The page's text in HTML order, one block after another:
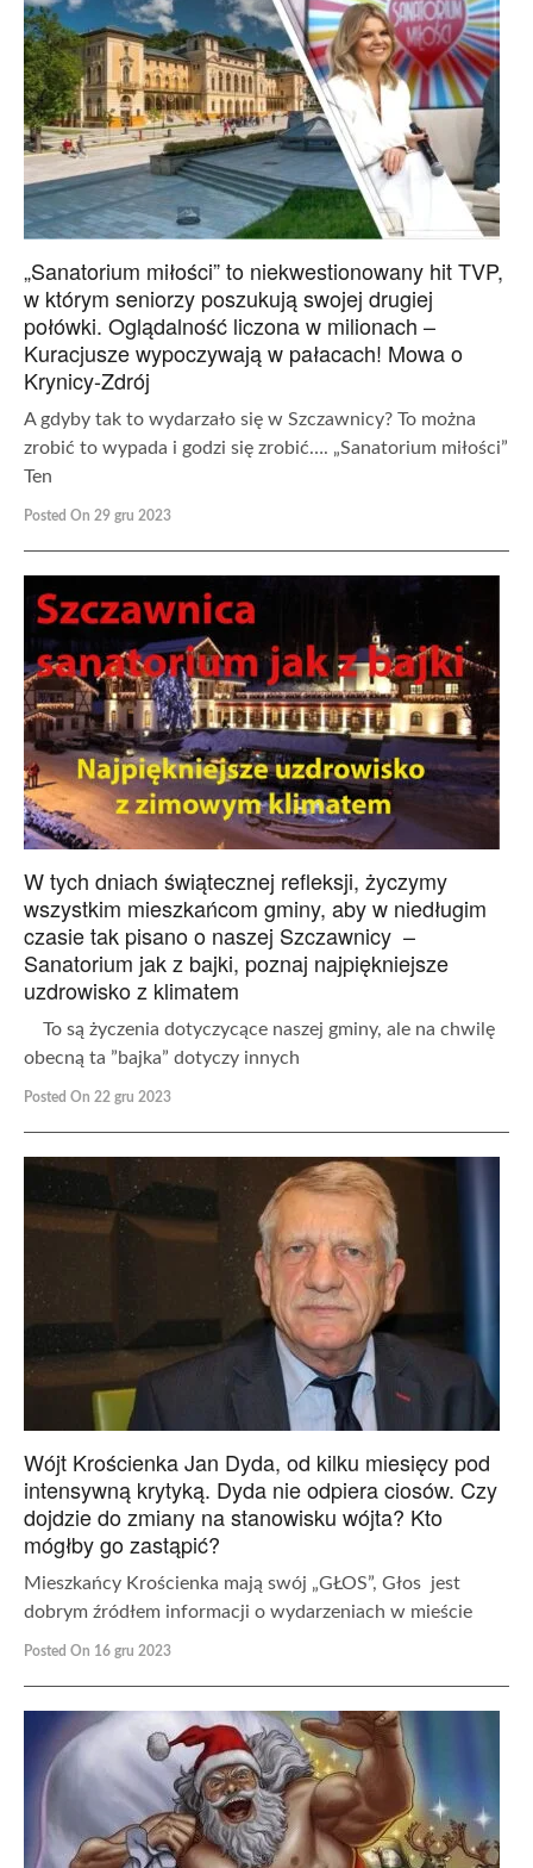
„Sanatorium miłości” to niekwestionowany hit TVP,
w którym seniorzy poszukują swojej drugiej
połówki. Oglądalność liczona w milionach –
Kuracjusze wypoczywają w pałacach! Mowa o
Krynicy-Zdrój
A gdyby tak to wydarzało się w Szczawnicy? To można
zrobić to wypada i godzi się zrobić…. „Sanatorium miłości”
Ten
Posted On 29 gru 2023
W tych dniach świątecznej refleksji, życzymy
wszystkim mieszkańcom gminy, aby w niedługim
czasie tak pisano o naszej Szczawnicy –
Sanatorium jak z bajki, poznaj najpiękniejsze
uzdrowisko z klimatem
To są życzenia dotyczycące naszej gminy, ale na chwilę
obecną ta ”bajka” dotyczy innych
Posted On 22 gru 2023
Wójt Krościenka Jan Dyda, od kilku miesięcy pod
intensywną krytyką. Dyda nie odpiera ciosów. Czy
dojdzie do zmiany na stanowisku wójta? Kto
mógłby go zastąpić?
Mieszkańcy Krościenka mają swój „GŁOS”, Głos jest
dobrym źródłem informacji o wydarzeniach w mieście
Posted On 16 gru 2023